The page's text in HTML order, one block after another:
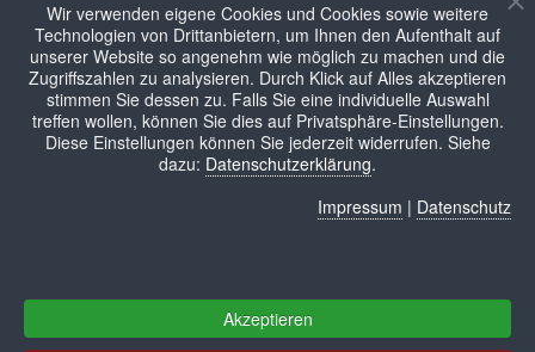
WARENKORB:0 Artikel
Wir verwenden eigene Cookies und Cookies sowie weitere
Technologien von Drittanbietern, um Ihnen den Aufenthalt auf
unserer Website so angenehm wie möglich zu machen und die
Zugriffszahlen zu analysieren. Durch Klick auf Alles akzeptieren
stimmen Sie dessen zu. Falls Sie eine individuelle Auswahl
treffen wollen, können Sie dies auf Privatsphäre-Einstellungen.
Diese Einstellungen können Sie jederzeit widerrufen. Siehe
dazu: Datenschutzerklärung.
Impressum | Datenschutz
Akzeptieren